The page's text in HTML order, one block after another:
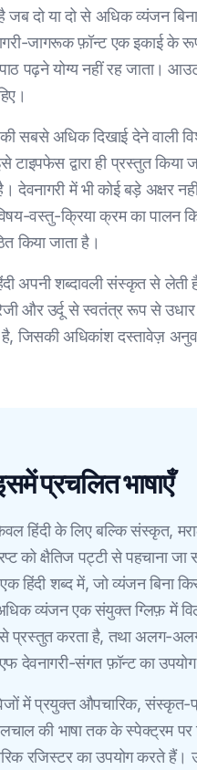
जब दो या दो से अधिक व्यंजन
जागरूक फ़ॉन्ट एक इकाई के
पढ़ने योग्य नहीं रह जाता।
की सबसे अधिक दिखाई देने वाली
टाइपफेस द्वारा ही प्रस्तुत
है। देवनागरी में भी कोई बड़े अक्षर
वस्तु-क्रिया क्रम का पालन
किया जाता है।
अपनी शब्दावली संस्कृत से लेती
और उर्दू से स्वतंत्र रूप से
है, जिसकी अधिकांश दस्तावेज़
प्रचलित भाषाएँ
हिंदी के लिए बल्कि संस्कृत,
को क्षैतिज पट्टी से पहचाना
हिंदी शब्द में, जो व्यंजन बिना
व्यंजन एक संयुक्त ग्लिफ़ में
प्रस्तुत करता है, तथा अलग-अलग
देवनागरी-संगत फ़ॉन्ट का
में प्रयुक्त औपचारिक, संस्कृत-
की भाषा तक के स्पेक्ट्रम
रजिस्टर का उपयोग करते